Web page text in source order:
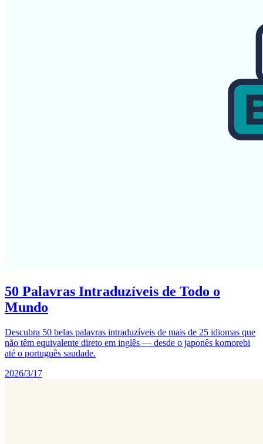
50 Palavras Intraduzíveis de Todo o
Mundo
Descubra 50 belas palavras intraduzíveis de mais de 25 idiomas que
não têm equivalente direto em inglês — desde o japonês komorebi
até o português saudade.
2026/3/17